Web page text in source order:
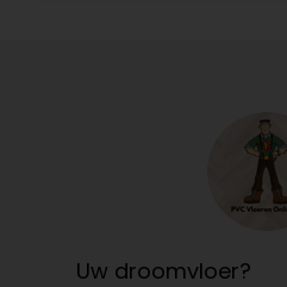
Uw droomvloer?